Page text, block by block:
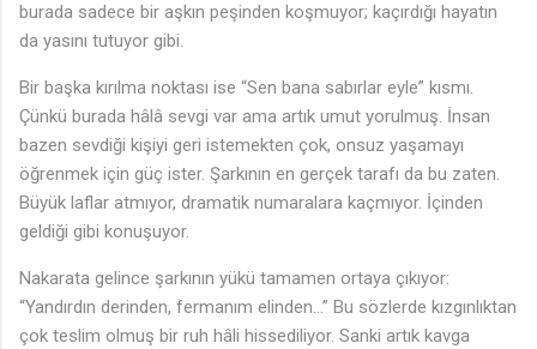
burada sadece bir aşkın peşinden koşmuyor; kaçırdığı hayatın
da yasını tutuyor gibi.
Bir başka kırılma noktası ise “Sen bana sabırlar eyle” kısmı.
Çünkü burada hâlâ sevgi var ama artık umut yorulmuş. İnsan
bazen sevdiği kişiyi geri istemekten çok, onsuz yaşamayı
öğrenmek için güç ister. Şarkının en gerçek tarafı da bu zaten.
Büyük laflar atmıyor, dramatik numaralara kaçmıyor. İçinden
geldiği gibi konuşuyor.
Nakarata gelince şarkının yükü tamamen ortaya çıkıyor:
“Yandırdın derinden, fermanım elinden…” Bu sözlerde kızgınlıktan
çok teslim olmuş bir ruh hâli hissediliyor. Sanki artık kavga